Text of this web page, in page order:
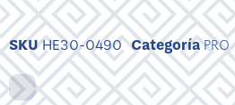
SKUHE30-0490 CategoríaPRO